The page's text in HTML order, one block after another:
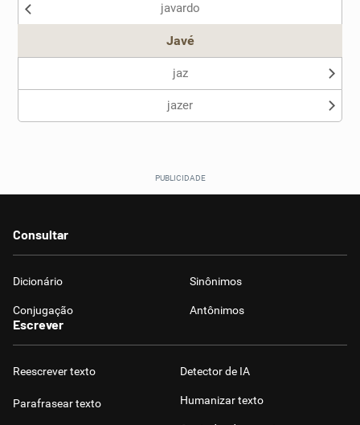
javardo
Javé
jaz
jazer
Consultar
Dicionário Sinônimos
Conjugação Antônimos
Escrever
Reescrever texto
Parafrasear texto
Detector de IA
Humanizar texto